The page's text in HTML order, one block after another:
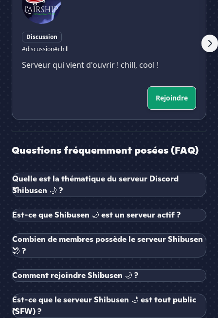
Discussion
#discussion#chill
Serveur qui vient d'ouvrir ! chill, cool !
Rejoindre
Questions fréquemment posées (FAQ)
Quelle est la thématique du serveur Discord
Shibusen 🌙 ?
Est-ce que Shibusen 🌙 est un serveur actif ?
Combien de membres possède le serveur Shibusen
🌙 ?
Comment rejoindre Shibusen 🌙 ?
Est-ce que le serveur Shibusen 🌙 est tout public
(SFW) ?